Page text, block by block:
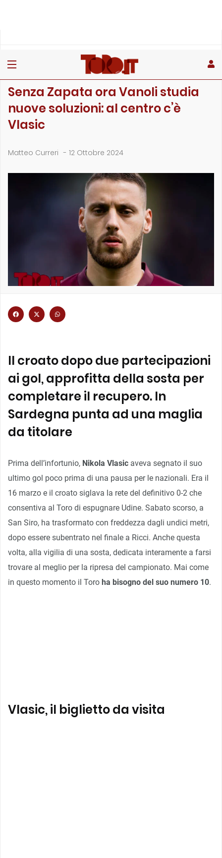
Senza Zapata ora Vanoli studia
nuove soluzioni: al centro c’è
Vlasic
Matteo Curreri - 12 Ottobre 2024
Il croato dopo due partecipazioni
ai gol, approfitta della sosta per
completare il recupero. In
Sardegna punta ad una maglia
da titolare
Prima dell’infortunio, Nikola Vlasic aveva segnato il suo
ultimo gol poco prima di una pausa per le nazionali. Era il
16 marzo e il croato siglava la rete del definitivo 0-2 che
consentiva al Toro di espugnare Udine. Sabato scorso, a
San Siro, ha trasformato con freddezza dagli undici metri,
dopo essere subentrato nel finale a Ricci. Anche questa
volta, alla vigilia di una sosta, dedicata interamente a farsi
trovare al meglio per la ripresa del campionato. Mai come
in questo momento il Toro ha bisogno del suo numero 10.
Vlasic, il biglietto da visita